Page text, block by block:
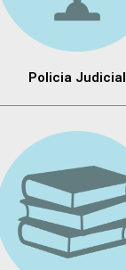
Policia Judicial